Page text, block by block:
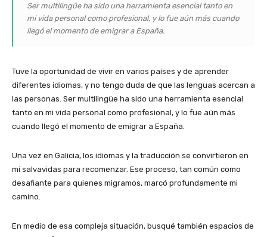
Ser multilingüe ha sido una herramienta esencial tanto en
mi vida personal como profesional, y lo fue aún más cuando
llegó el momento de emigrar a España.
Tuve la oportunidad de vivir en varios países y de aprender
diferentes idiomas, y no tengo duda de que las lenguas acercan a
las personas. Ser multilingüe ha sido una herramienta esencial
tanto en mi vida personal como profesional, y lo fue aún más
cuando llegó el momento de emigrar a España.
Una vez en Galicia, los idiomas y la traducción se convirtieron en
mi salvavidas para recomenzar. Ese proceso, tan común como
desafiante para quienes migramos, marcó profundamente mi
camino.
En medio de esa compleja situación, busqué también espacios de